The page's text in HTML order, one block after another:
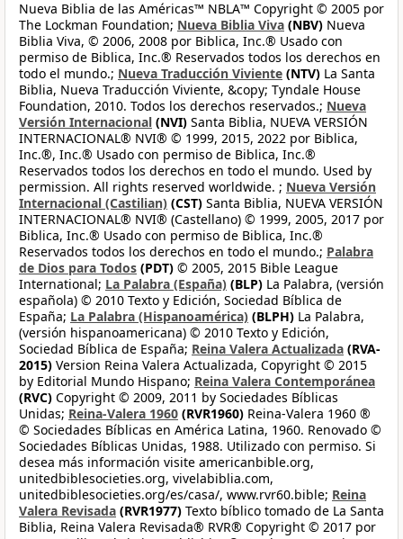
Nueva Biblia de las Américas™ NBLA™ Copyright © 2005 por
The Lockman Foundation; Nueva Biblia Viva (NBV) Nueva
Biblia Viva, © 2006, 2008 por Biblica, Inc.® Usado con
permiso de Biblica, Inc.® Reservados todos los derechos en
todo el mundo.; Nueva Traducción Viviente (NTV) La Santa
Biblia, Nueva Traducción Viviente, &copy; Tyndale House
Foundation, 2010. Todos los derechos reservados.; Nueva
Versión Internacional (NVI) Santa Biblia, NUEVA VERSIÓN
INTERNACIONAL® NVI® © 1999, 2015, 2022 por Biblica,
Inc.®, Inc.® Usado con permiso de Biblica, Inc.®
Reservados todos los derechos en todo el mundo. Used by
permission. All rights reserved worldwide. ; Nueva Versión
Internacional (Castilian) (CST) Santa Biblia, NUEVA VERSIÓN
INTERNACIONAL® NVI® (Castellano) © 1999, 2005, 2017 por
Biblica, Inc.® Usado con permiso de Biblica, Inc.®
Reservados todos los derechos en todo el mundo.; Palabra
de Dios para Todos (PDT) © 2005, 2015 Bible League
International; La Palabra (España) (BLP) La Palabra, (versión
española) © 2010 Texto y Edición, Sociedad Bíblica de
España; La Palabra (Hispanoamérica) (BLPH) La Palabra,
(versión hispanoamericana) © 2010 Texto y Edición,
Sociedad Bíblica de España; Reina Valera Actualizada (RVA-
2015) Version Reina Valera Actualizada, Copyright © 2015
by Editorial Mundo Hispano; Reina Valera Contemporánea
(RVC) Copyright © 2009, 2011 by Sociedades Bíblicas
Unidas; Reina-Valera 1960 (RVR1960) Reina-Valera 1960 ®
© Sociedades Bíblicas en América Latina, 1960. Renovado ©
Sociedades Bíblicas Unidas, 1988. Utilizado con permiso. Si
desea más información visite americanbible.org,
unitedbiblesocieties.org, vivelabiblia.com,
unitedbiblesocieties.org/es/casa/, www.rvr60.bible; Reina
Valera Revisada (RVR1977) Texto bíblico tomado de La Santa
Biblia, Reina Valera Revisada® RVR® Copyright © 2017 por